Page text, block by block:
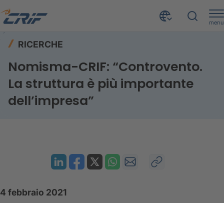
menu
RICERCHE
Nomisma-CRIF: “Controvento.
La struttura è più importante
dell’impresa”
4 febbraio 2021